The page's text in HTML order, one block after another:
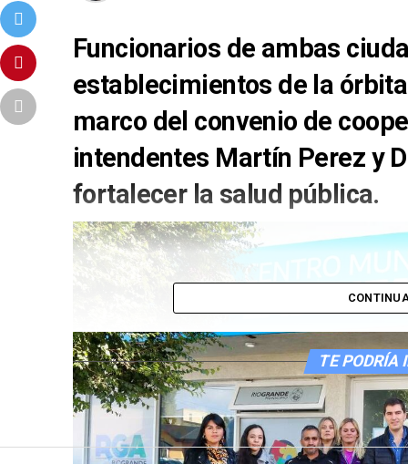
Funcionarios de ambas
establecimientos de la
marco del convenio de
intendentes Martín Perez y
fortalecer la salud pública.
TE PODRÍA